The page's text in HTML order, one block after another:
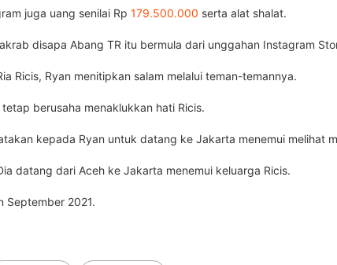
juga uang senilai Rp 179.500.000 serta alat shalat.
disapa Abang TR itu bermula dari unggahan Instagram
Ricis, Ryan menitipkan salam melalui teman-temannya.
berusaha menaklukkan hati Ricis.
kepada Ryan untuk datang ke Jakarta menemui melihat
datang dari Aceh ke Jakarta menemui keluarga Ricis.
September 2021.